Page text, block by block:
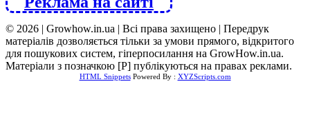
© 2026 | Growhow.in.ua | Всі права захищено | Передрук
матеріалів дозволяється тільки за умови прямого, відкритого
для пошукових систем, гіперпосилання на GrowHow.in.ua.
Матеріали з позначкою [Р] публікуються на правах реклами.
HTML SnippetsPowered By : XYZScripts.com